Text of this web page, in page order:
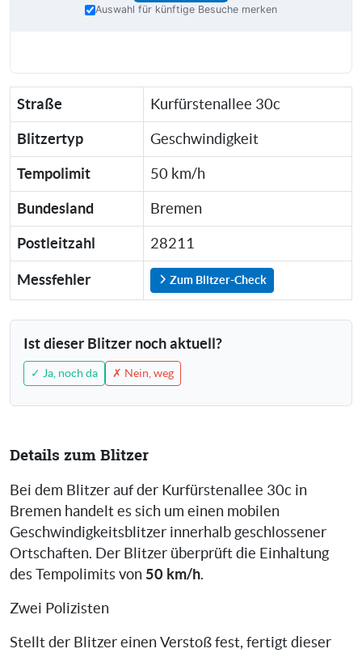
Auswahl für künftige Besuche merken
Straße Kurfürstenallee 30c
Blitzertyp Geschwindigkeit
Tempolimit 50 km/h
Bundesland Bremen
Postleitzahl 28211
Messfehler Zum Blitzer-Check
Ist dieser Blitzer noch aktuell?
✓ Ja, noch da ✗ Nein, weg
Details zum Blitzer
Bei dem Blitzer auf der Kurfürstenallee 30c in
Bremen handelt es sich um einen mobilen
Geschwindigkeitsblitzer innerhalb geschlossener
Ortschaften. Der Blitzer überprüft die Einhaltung
des Tempolimits von 50 km/h.
Zwei Polizisten
Stellt der Blitzer einen Verstoß fest, fertigt dieser